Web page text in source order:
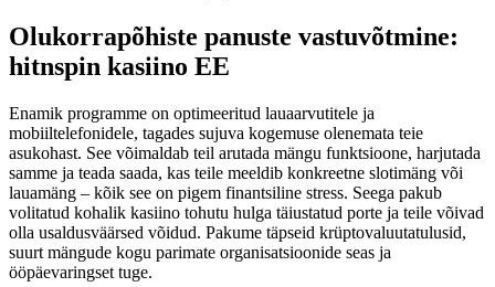
Olukorrapõhiste panuste vastuvõtmine:
hitnspin kasiino EE
Enamik programme on optimeeritud lauaarvutitele ja
mobiiltelefonidele, tagades sujuva kogemuse olenemata teie
asukohast. See võimaldab teil arutada mängu funktsioone, harjutada
samme ja teada saada, kas teile meeldib konkreetne slotimäng või
lauamäng – kõik see on pigem finantsiline stress. Seega pakub
volitatud kohalik kasiino tohutu hulga täiustatud porte ja teile võivad
olla usaldusväärsed võidud. Pakume täpseid krüptovaluutatulusid,
suurt mängude kogu parimate organisatsioonide seas ja
ööpäevaringset tuge.